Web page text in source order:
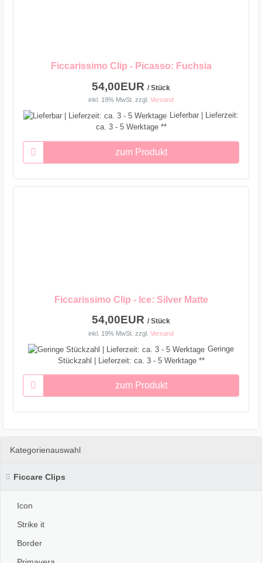
Ficcarissimo Clip - Picasso: Fuchsia
54,00EUR / Stück
inkl. 19% MwSt. zzgl. Versand
Lieferbar | Lieferzeit:
ca. 3 - 5 Werktage **
zum Produkt
Ficcarissimo Clip - Ice: Silver Matte
54,00EUR / Stück
inkl. 19% MwSt. zzgl. Versand
Geringe
Stückzahl | Lieferzeit: ca. 3 - 5 Werktage **
zum Produkt
Kategorienauswahl
Ficcare Clips
Icon
Strike it
Border